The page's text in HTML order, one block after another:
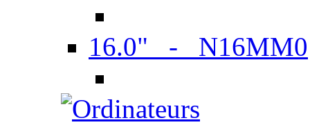
16.0" - N16MM0